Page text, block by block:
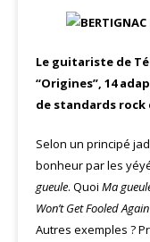
Le guitariste de
“Origines”, 14
de standards rock
Selon un principé
bonheur par les
gueule. Quoi Ma
Won’t Get Fooled Again
Autres exemples ?